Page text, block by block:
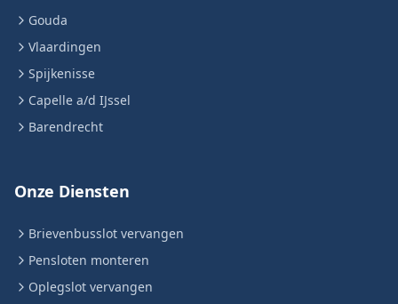
Gouda
Vlaardingen
Spijkenisse
Capelle a/d IJssel
Barendrecht
Onze Diensten
Brievenbusslot vervangen
Pensloten monteren
Oplegslot vervangen